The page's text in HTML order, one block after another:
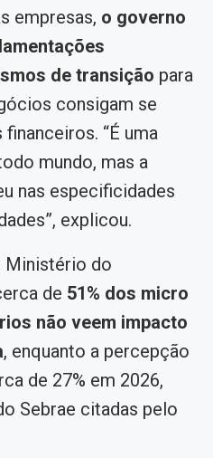
empresas, o governo
de transição para
consigam se
“É uma
mundo, mas a
nas especificidades
explicou.
Ministério do
de 51% dos micro
não veem impacto
, enquanto a percepção
de 27% em 2026,
Sebrae citadas pelo